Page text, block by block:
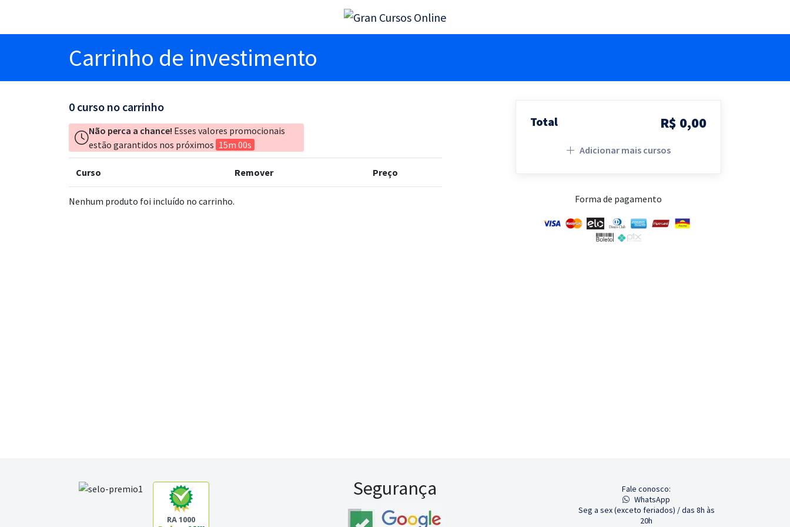
Carrinho de investimento
0 curso no carrinho
Não perca a chance! Esses valores promocionais
estão garantidos nos próximos 15m 00s
Curso Remover Preço
Nenhum produto foi incluído no carrinho.
Total R$ 0,00
Adicionar mais cursos
Forma de pagamento
RA 1000
Segurança
Fale conosco:
WhatsApp
Seg a sex (exceto feriados) / das 8h às
20h